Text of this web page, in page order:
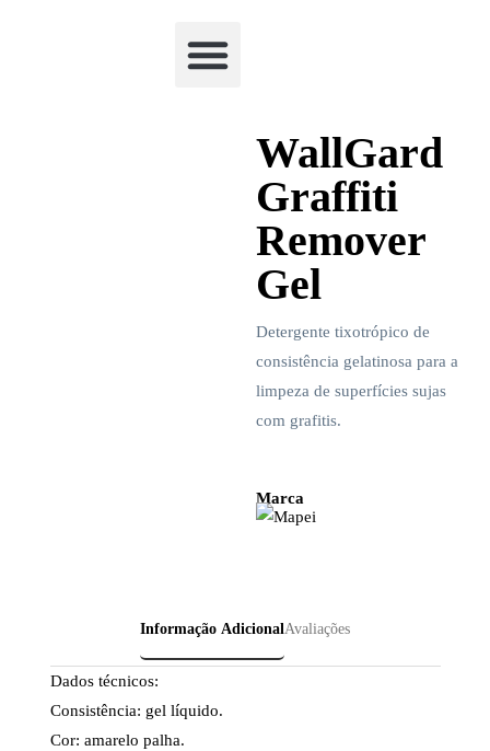
WallGard
Graffiti
Remover
Gel
Detergente tixotrópico de
consistência gelatinosa para a
limpeza de superfícies sujas
com grafitis.
Marca
Informação AdicionalAvaliações
Dados técnicos:
Consistência: gel líquido.
Cor: amarelo palha.